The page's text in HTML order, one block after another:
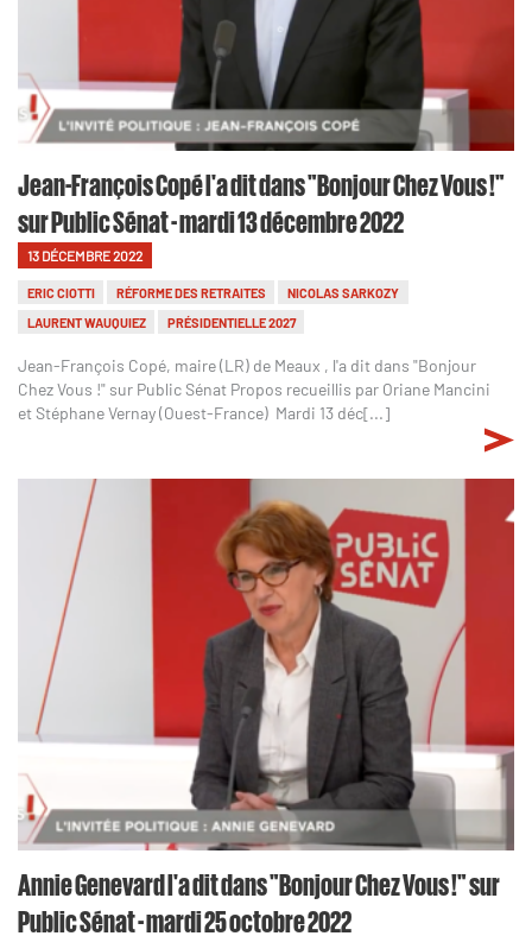
Jean-François Copé l'a dit dans "Bonjour Chez Vous !"
sur Public Sénat - mardi 13 décembre 2022
13 DÉCEMBRE 2022
ERIC CIOTTI RÉFORME DES RETRAITES
NICOLAS SARKOZY
LAURENT WAUQUIEZ
PRÉSIDENTIELLE 2027
Jean-François Copé, maire (LR) de Meaux , l'a dit dans "Bonjour
Chez Vous !" sur Public Sénat Propos recueillis par Oriane Mancini
et Stéphane Vernay (Ouest-France) Mardi 13 déc[...]
Annie Genevard l'a dit dans "Bonjour Chez Vous !" sur
Public Sénat - mardi 25 octobre 2022